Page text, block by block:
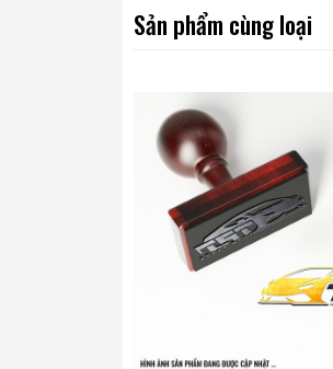
Sản phẩm cùng loại